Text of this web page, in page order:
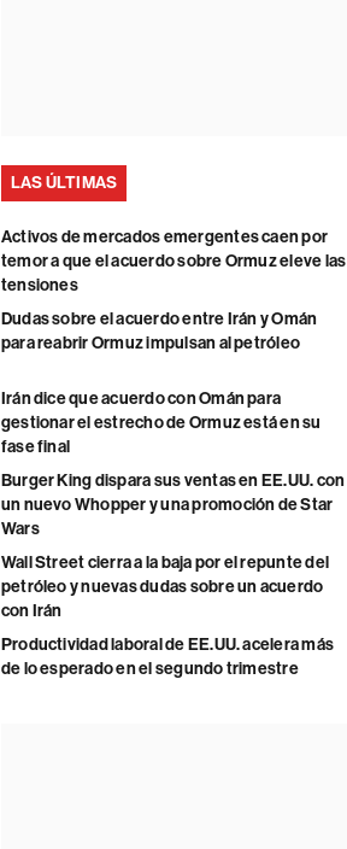
LAS ÚLTIMAS
Activos de mercados emergentes caen por
temor a que el acuerdo sobre Ormuz eleve las
tensiones
Dudas sobre el acuerdo entre Irán y Omán
para reabrir Ormuz impulsan al petróleo
Irán dice que acuerdo con Omán para
gestionar el estrecho de Ormuz está en su
fase final
Burger King dispara sus ventas en EE.UU. con
un nuevo Whopper y una promoción de Star
Wars
Wall Street cierra a la baja por el repunte del
petróleo y nuevas dudas sobre un acuerdo
con Irán
Productividad laboral de EE.UU. acelera más
de lo esperado en el segundo trimestre